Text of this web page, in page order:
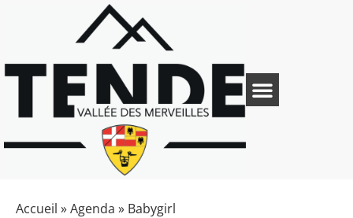
Accueil »Agenda » Babygirl